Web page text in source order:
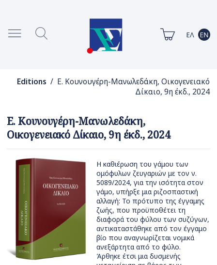
Editions / Ε. Κουνουγέρη-Μανωλεδάκη, Οικογενειακό
Δίκαιο, 9η έκδ., 2024
Ε. Κουνουγέρη-Μανωλεδάκη,
Οικογενειακό Δίκαιο, 9η έκδ., 2024
Η καθιέρωση του γάμου των
ομόφυλων ζευγαριών με τον ν.
5089/2024, για την ισότητα στον
γάμο, υπήρξε μια ριζοσπαστική
αλλαγή: Το πρότυπο της έγγαμης
ζωής, που προϋποθέτει τη
διαφορά του φύλου των συζύγων,
αντικαταστάθηκε από τον έγγαμο
βίο που αναγνωρίζεται νομικά
ανεξάρτητα από το φύλο.
Άρθηκε έτσι μια δυσμενής